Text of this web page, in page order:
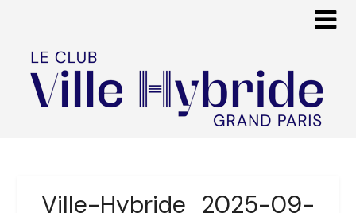
Ville-Hybride_2025-09-